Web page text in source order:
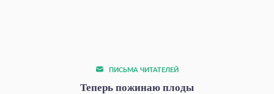
ПИСЬМА ЧИТАТЕЛЕЙ
Теперь пожинаю плоды